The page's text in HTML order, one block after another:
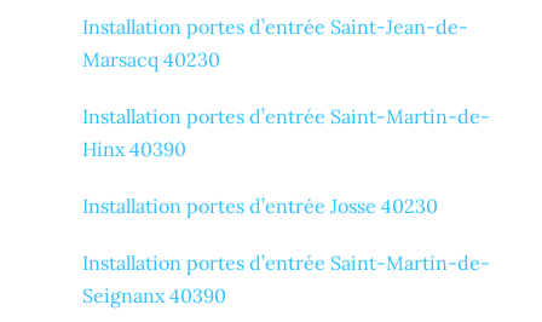
Installation portes d’entrée Saint-Jean-de-
Marsacq 40230
Installation portes d’entrée Saint-Martin-de-
Hinx 40390
Installation portes d’entrée Josse 40230
Installation portes d’entrée Saint-Martin-de-
Seignanx 40390